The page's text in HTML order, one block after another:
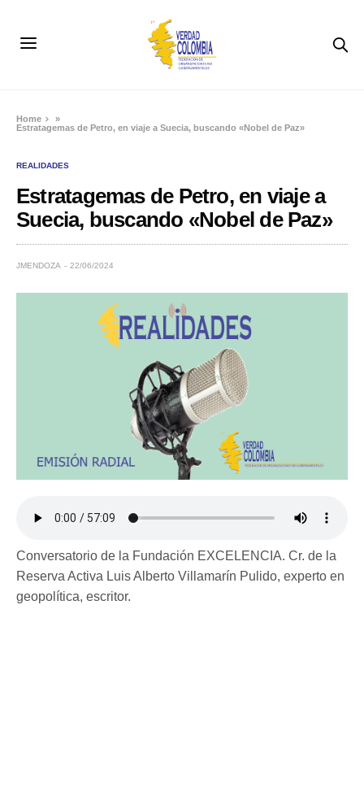
Home
»
Estratagemas de Petro, en viaje a Suecia, buscando «Nobel de Paz»
REALIDADES
Estratagemas de Petro, en viaje a
Suecia, buscando «Nobel de Paz»
JMENDOZA 22/06/2024
Conversatorio de la Fundación EXCELENCIA. Cr. de la
Reserva Activa Luis Alberto Villamarín Pulido, experto en
geopolítica, escritor.